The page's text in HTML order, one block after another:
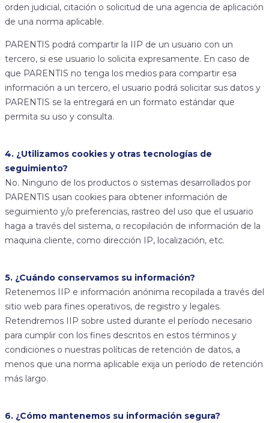
orden judicial, citación o solicitud de una agencia de aplicación
de una norma aplicable.
PARENTIS podrá compartir la IIP de un usuario con un
tercero, si ese usuario lo solicita expresamente. En caso de
que PARENTIS no tenga los medios para compartir esa
información a un tercero, el usuario podrá solicitar sus datos y
PARENTIS se la entregará en un formato estándar que
permita su uso y consulta.
4. ¿Utilizamos cookies y otras tecnologías de
seguimiento?
No. Ninguno de los productos o sistemas desarrollados por
PARENTIS usan cookies para obtener información de
seguimiento y/o preferencias, rastreo del uso que el usuario
haga a través del sistema, o recopilación de información de la
maquina cliente, como dirección IP, localización, etc.
5. ¿Cuándo conservamos su información?
Retenemos IIP e información anónima recopilada a través del
sitio web para fines operativos, de registro y legales.
Retendremos IIP sobre usted durante el período necesario
para cumplir con los fines descritos en estos términos y
condiciones o nuestras políticas de retención de datos, a
menos que una norma aplicable exija un período de retención
más largo.
6. ¿Cómo mantenemos su información segura?